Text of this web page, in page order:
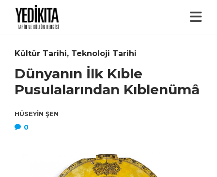
Kültür Tarihi, Teknoloji Tarihi
Dünyanın İlk Kıble
Pusulalarından Kıblenümâ
HÜSEYIN ŞEN
0